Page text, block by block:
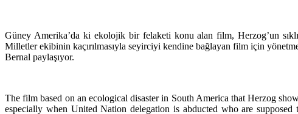
Güney Amerika’da ki ekolojik bir felaketi konu alan film, Herzog’un
Milletler ekibinin kaçırılmasıyla seyirciyi kendine bağlayan film için
Bernal paylaşıyor.
The film based on an ecological disaster in South America that Herzog
especially when United Nation delegation is abducted who are